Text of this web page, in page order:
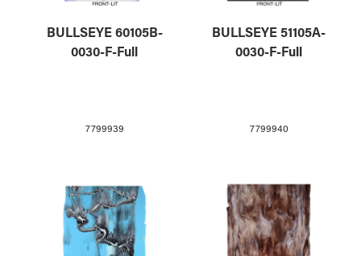
BULLSEYE 60105B-
0030-F-Full
7799939
BULLSEYE 51105A-
0030-F-Full
7799940